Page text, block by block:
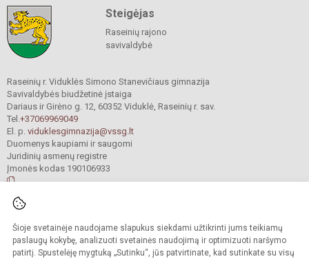
Šioje svetainėje naudojame slapukus siekdami užtikrinti jums teikiamų
paslaugų kokybę, analizuoti svetainės naudojimą ir optimizuoti naršymo
patirtį. Spustelėję mygtuką „Sutinku“, jūs patvirtinate, kad sutinkate su visų
Steigėjas
Raseinių rajono
savivaldybė
Raseinių r. Viduklės Simono Stanevičiaus gimnazija
Savivaldybės biudžetinė įstaiga
Dariaus ir Girėno g. 12, 60352 Viduklė, Raseinių r. sav.
Tel.+37069969049
El. p. viduklesgimnazija@vssg.lt
Duomenys kaupiami ir saugomi
Juridinių asmenų registre
Įmonės kodas 190106933
saugomos.
Kopijuoti turinį be raštiško gimnazijos sutikimo griežtai draudžiama.
Prieinamumo paraiška Slapukų valdymas